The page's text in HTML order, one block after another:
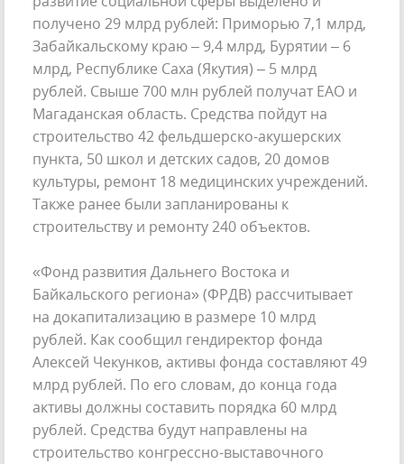
получено 29 млрд рублей: Приморью 7,1 млрд,
Забайкальскому краю – 9,4 млрд, Бурятии – 6
млрд, Республике Саха (Якутия) – 5 млрд
рублей. Свыше 700 млн рублей получат ЕАО и
Магаданская область. Средства пойдут на
строительство 42 фельдшерско-акушерских
пункта, 50 школ и детских садов, 20 домов
культуры, ремонт 18 медицинских учреждений.
Также ранее были запланированы к
строительству и ремонту 240 объектов.
«Фонд развития Дальнего Востока и
Байкальского региона» (ФРДВ) рассчитывает
на докапитализацию в размере 10 млрд
рублей. Как сообщил гендиректор фонда
Алексей Чекунков, активы фонда составляют 49
млрд рублей. По его словам, до конца года
активы должны составить порядка 60 млрд
рублей. Средства будут направлены на
строительство конгрессно-выставочного